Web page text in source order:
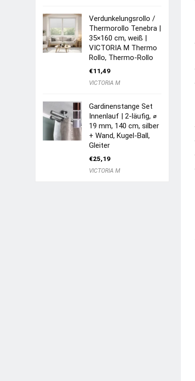
Verdunkelungsrollo /
Thermorollo Tenebra |
35×160 cm, weiß |
VICTORIA M Thermo
Rollo, Thermo-Rollo
€11,49
VICTORIA M
Gardinenstange Set
Innenlauf | 2-läufig, ⌀
19 mm, 140 cm, silber
+ Wand, Kugel-Ball,
Gleiter
€25,19
VICTORIA M